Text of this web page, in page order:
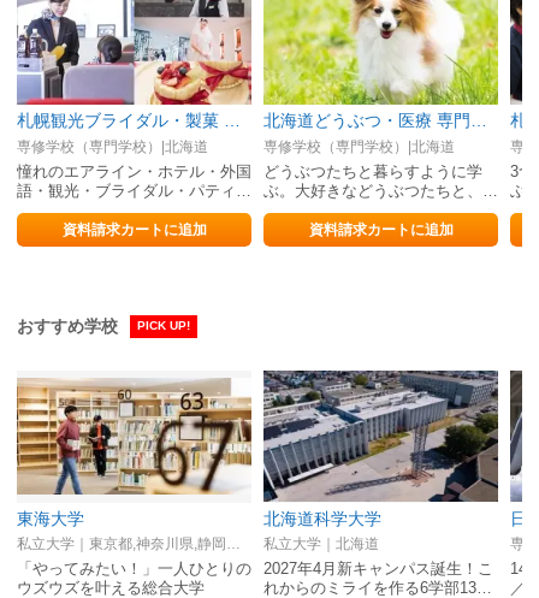
札幌観光ブライダル・製菓 専門学校
専修学校（専門学校）|北海道
憧れのエアライン・ホテル・外国
語・観光・ブライダル・パティシ
エのプロに！
資料請求カートに追加
北海道どうぶつ・医療 専門学校
専修学校（専門学校）|北海道
どうぶつたちと暮らすように学
ぶ。大好きなどうぶつたちと、楽
しく過ごせる学校です。
資料請求カートに追加
専
3つ
ぶ
ホ
おすすめ学校 PICK UP!
東海大学
私立大学｜東京都,神奈川県,静岡県,熊本県,北海道
「やってみたい！」一人ひとりの
ウズウズを叶える総合大学
北海道科学大学
私立大学｜北海道
2027年4月新キャンパス誕生！こ
れからのミライを作る6学部13…
専
14
／